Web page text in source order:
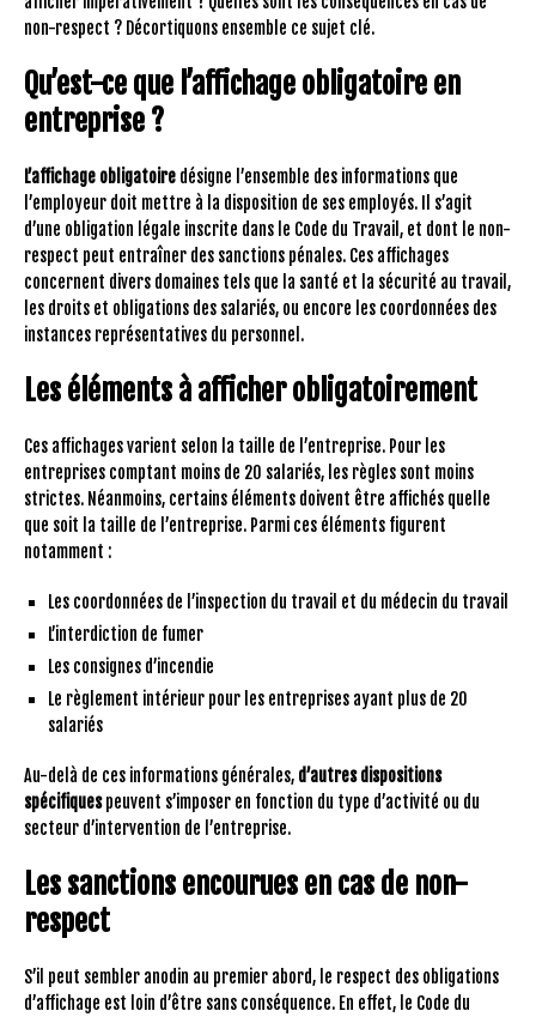
non-respect ? Décortiquons ensemble ce sujet clé.
Qu’est-ce que l’affichage obligatoire en
entreprise ?
L’affichage obligatoire désigne l’ensemble des informations que
l’employeur doit mettre à la disposition de ses employés. Il s’agit
d’une obligation légale inscrite dans le Code du Travail, et dont le non-
respect peut entraîner des sanctions pénales. Ces affichages
concernent divers domaines tels que la santé et la sécurité au travail,
les droits et obligations des salariés, ou encore les coordonnées des
instances représentatives du personnel.
Les éléments à afficher obligatoirement
Ces affichages varient selon la taille de l’entreprise. Pour les
entreprises comptant moins de 20 salariés, les règles sont moins
strictes. Néanmoins, certains éléments doivent être affichés quelle
que soit la taille de l’entreprise. Parmi ces éléments figurent
notamment :
Les coordonnées de l’inspection du travail et du médecin du travail
L’interdiction de fumer
Les consignes d’incendie
Le règlement intérieur pour les entreprises ayant plus de 20
salariés
Au-delà de ces informations générales, d’autres dispositions
spécifiquespeuvent s’imposer en fonction du type d’activité ou du
secteur d’intervention de l’entreprise.
Les sanctions encourues en cas de non-
respect
S’il peut sembler anodin au premier abord, le respect des obligations
d’affichage est loin d’être sans conséquence. En effet, le Code du